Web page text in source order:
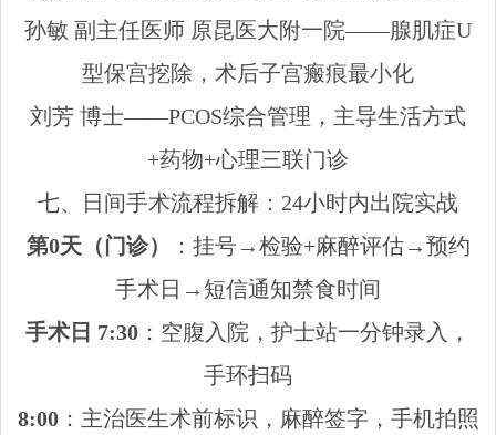
孙敏 副主任医师 原昆医大附一院——腺肌症U
型保宫挖除，术后子宫瘢痕最小化
刘芳 博士——PCOS综合管理，主导生活方式
+药物+心理三联门诊
七、日间手术流程拆解：24小时内出院实战
第0天（门诊）
：挂号→检验+麻醉评估→预约
手术日→短信通知禁食时间
手术日 7:30 ：空腹入院，护士站一分钟录入，
手环扫码
8:00：主治医生术前标识，麻醉签字，手机拍照